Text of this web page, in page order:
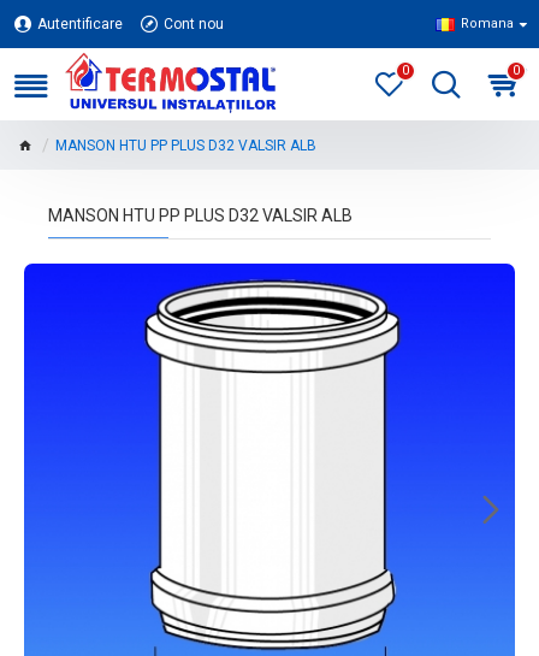
Autentificare Cont nou Romana
0 0
MANSON HTU PP PLUS D32 VALSIR ALB
MANSON HTU PP PLUS D32 VALSIR ALB